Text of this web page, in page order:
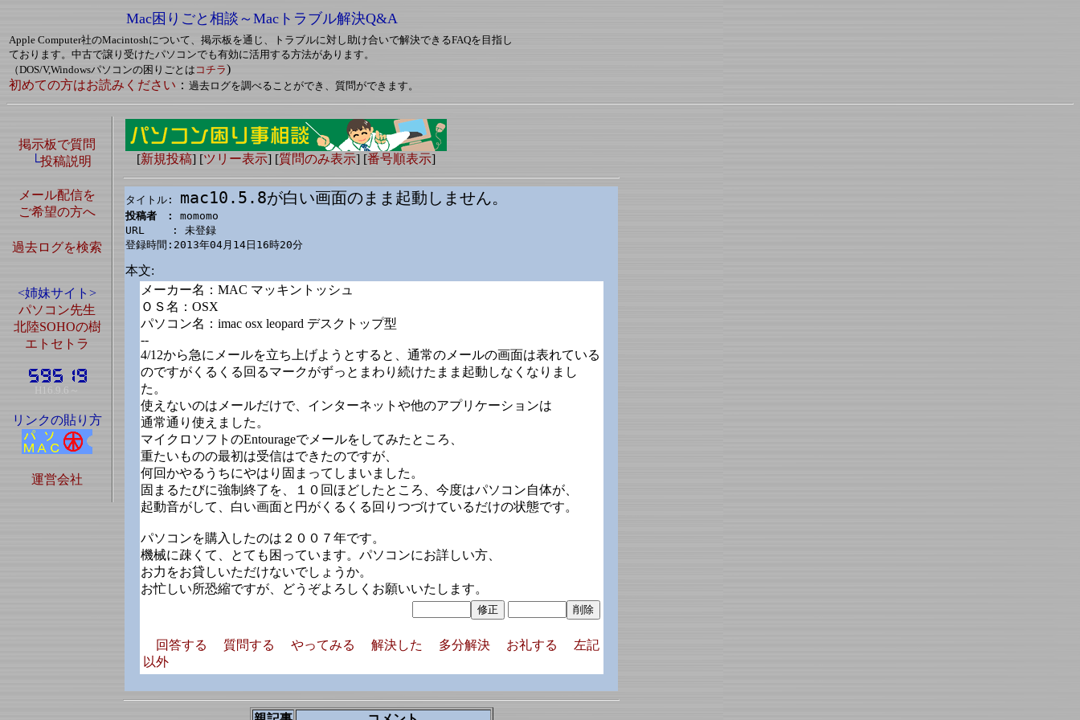
Mac困りごと相談～Macトラブル解決Q&A
Apple Computer社のMacintoshについて、掲示板を通じ、トラブルに対し助け合いで解決できるFAQを目指し
ております。中古で譲り受けたパソコンでも有効に活用する方法があります。
（DOS/V,Windowsパソコンの困りごとは コチラ)
初めての方はお読みください ： 過去ログを調べることができ、質問ができます。
[新規投稿] [ツリー表示] [質問のみ表示] [番号順表示]
タイトル: mac10.5.8が白い画面のまま起動しません。
投稿者　: momomo
URL　　 : 未登録
登録時間:2013年04月14日16時20分
本文:
メーカー名：MAC マッキントッシュ
ＯＳ名：OSX
パソコン名：imac osx leopard デスクトップ型
--
4/12から急にメールを立ち上げようとすると、通常のメールの画面は表れている
のですがくるくる回るマークがずっとまわり続けたまま起動しなくなりまし
た。
使えないのはメールだけで、インターネットや他のアプリケーションは
通常通り使えました。
マイクロソフトのEntourageでメールをしてみたところ、
重たいものの最初は受信はできたのですが、
何回かやるうちにやはり固まってしまいました。
固まるたびに強制終了を、１０回ほどしたところ、今度はパソコン自体が、
起動音がして、白い画面と円がくるくる回りつづけているだけの状態です。
パソコンを購入したのは２００７年です。
機械に疎くて、とても困っています。パソコンにお詳しい方、
お力をお貸しいただけないでしょうか。
お忙しい所恐縮ですが、どうぞよろしくお願いいたします。
回答する 質問する やってみる 解決した 多分解決 お礼する
左記
以外
掲示板で質問
└投稿説明
メール配信を
ご希望の方へ
過去ログを検索
<姉妹サイト>
パソコン先生
北陸SOHOの樹
エトセトラ
H16.9.6～
リンクの貼り方
運営会社